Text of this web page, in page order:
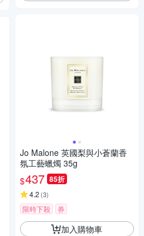
Jo Malone 英國梨與小蒼蘭香
氛工藝蠟燭 35g
$437 85折
4.2 (3)
限時下殺 券
加入購物車